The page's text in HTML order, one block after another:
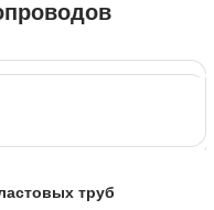
труб